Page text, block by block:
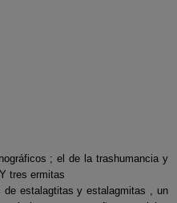
; el de la trashumancia y
tres ermitas
de estalagtitas y estalagmitas , un